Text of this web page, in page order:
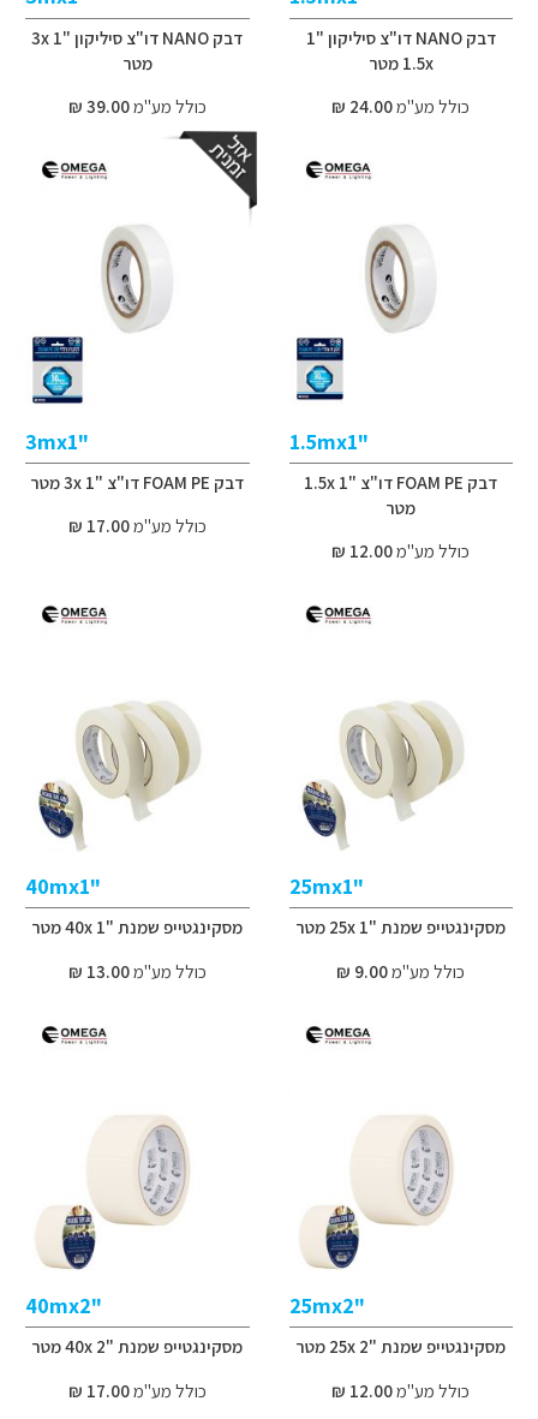
דבק NANO דו"צ סיליקון "1
1.5x מטר
כולל מע"מ24.00 ₪
דבק NANO דו"צ סיליקון "1 3x
מטר
כולל מע"מ39.00 ₪
"1.5mx1
דבק FOAM PE דו"צ "1 1.5x
מטר
כולל מע"מ12.00 ₪
"3mx1
דבק FOAM PE דו"צ "1 3x מטר
כולל מע"מ17.00 ₪
"25mx1
מסקינגטייפ שמנת "1 25x מטר
כולל מע"מ9.00 ₪
"40mx1
מסקינגטייפ שמנת "1 40x מטר
כולל מע"מ13.00 ₪
"25mx2
מסקינגטייפ שמנת "2 25x מטר
כולל מע"מ12.00 ₪
"40mx2
מסקינגטייפ שמנת "2 40x מטר
כולל מע"מ17.00 ₪